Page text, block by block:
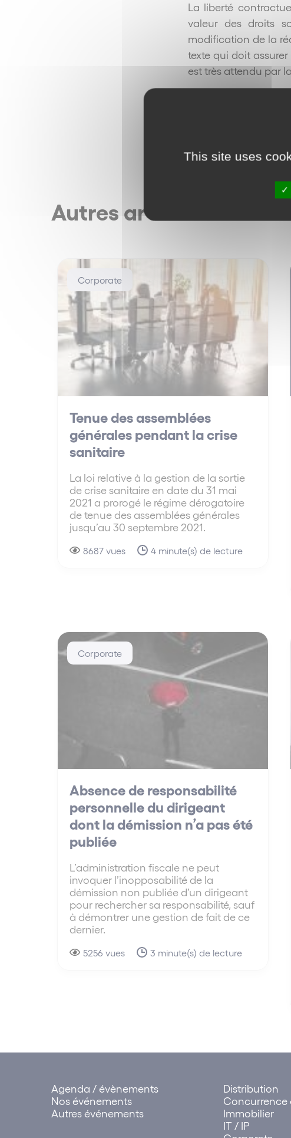
La liberté
valeur des droits
modification de la
texte qui doit assurer
est très attendu par
Autres articles
Corporate
Tenue des assemblées
générales pendant la crise
sanitaire
La loi relative à la gestion de la sortie
de crise sanitaire en date du 31 mai
2021 a prorogé le régime dérogatoire
de tenue des assemblées générales
jusqu’au 30 septembre 2021.
8687 vues 4 minute(s) de lecture
Corporate
Absence de responsabilité
personnelle du dirigeant
dont la démission n’a pas été
publiée
L’administration fiscale ne peut
invoquer l’inopposabilité de la
démission non publiée d’un dirigeant
pour rechercher sa responsabilité, sauf
à démontrer une gestion de fait de ce
dernier.
5256 vues 3 minute(s) de lecture
Agenda / évènements
Nos événements
Autres événements
Distribution
Immobilier
IT / IP
This site uses